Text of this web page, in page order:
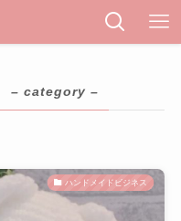
– category –
ハンドメイドビジネス